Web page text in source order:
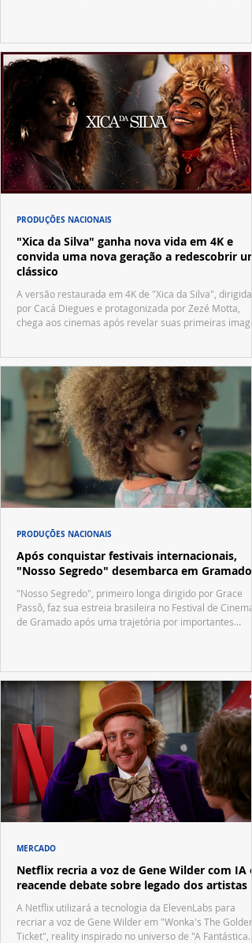
"Xica da Silva" ganha nova vida em 4K e
convida uma nova geração a redescobrir um
clássico
A versão restaurada em 4K de "Xica da Silva", dirigida
por Cacá Diegues e protagonizada por Zezé Motta,
chega aos cinemas após revelar suas primeiras
PRODUÇÕES NACIONAIS
Após conquistar festivais internacionais,
"Nosso Segredo" desembarca em Gramado
"Nosso Segredo", primeiro longa dirigido por Grace
Passô, faz sua estreia brasileira no Festival de Cinema
de Gramado após uma trajetória por importantes
PRODUÇÕES NACIONAIS
Netflix recria a voz de Gene Wilder com IA e
reacende debate sobre legado dos artistas
A Netflix utilizará a tecnologia da ElevenLabs para
recriar a voz de Gene Wilder em "Wonka's The Golden
Ticket", reality inspirado no universo de "A Fantástica
MERCADO